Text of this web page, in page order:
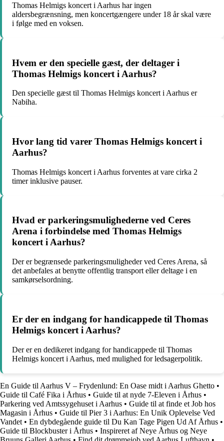
Thomas Helmigs koncert i Aarhus har ingen
aldersbegrænsning, men koncertgængere under 18 år skal være
i følge med en voksen.
Hvem er den specielle gæst, der deltager i
Thomas Helmigs koncert i Aarhus?
Den specielle gæst til Thomas Helmigs koncert i Aarhus er
Nabiha.
Hvor lang tid varer Thomas Helmigs koncert i
Aarhus?
Thomas Helmigs koncert i Aarhus forventes at vare cirka 2
timer inklusive pauser.
Hvad er parkeringsmulighederne ved Ceres
Arena i forbindelse med Thomas Helmigs
koncert i Aarhus?
Der er begrænsede parkeringsmuligheder ved Ceres Arena, så
det anbefales at benytte offentlig transport eller deltage i en
samkørselsordning.
Er der en indgang for handicappede til Thomas
Helmigs koncert i Aarhus?
Der er en dedikeret indgang for handicappede til Thomas
Helmigs koncert i Aarhus, med mulighed for ledsagerpolitik.
En Guide til Aarhus V – Frydenlund: En Oase midt i Aarhus Ghetto •
Guide til Café Fika i Århus • Guide til at nyde 7-Eleven i Århus •
Parkering ved Amtssygehuset i Aarhus • Guide til at finde et Job hos
Magasin i Århus • Guide til Pier 3 i Aarhus: En Unik Oplevelse Ved
Vandet • En dybdegående guide til Du Kan Tage Pigen Ud Af Århus •
Guide til Blockbuster i Århus • Inspireret af Neye Århus og Neye